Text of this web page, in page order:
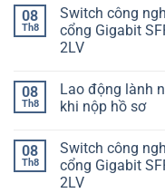
08
Th8
Switch công
cổng Gigabit
2LV
08
Th8
Lao động lành
khi nộp hồ sơ
08
Th8
Switch công
cổng Gigabit
2LV